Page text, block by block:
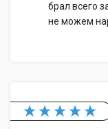
брал всего
не можем